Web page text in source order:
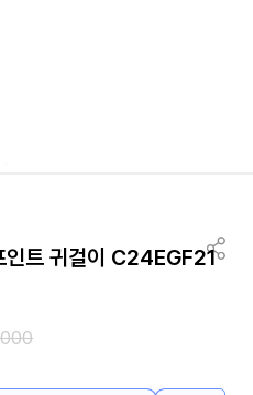
트 귀걸이 C24EGF21